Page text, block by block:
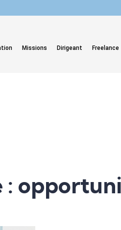
Missions Dirigeant Freelance